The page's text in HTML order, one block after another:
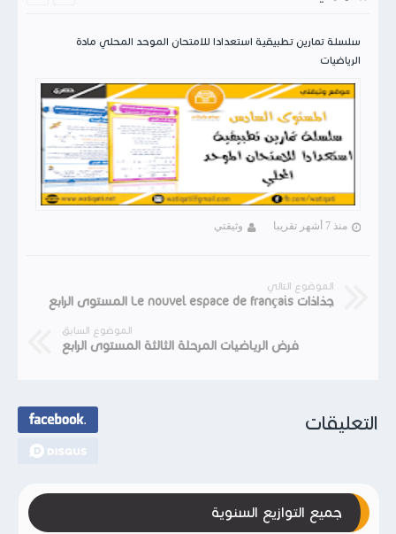
سلسلة تمارين تطبيقية استعدادا للامتحان الموحد المحلي مادة
الرياضيات
منذ 7 أشهر تقريبا وثيقتي
الموضوع التالي
جذاذات Le nouvel espace de français المستوى الرابع
الموضوع السابق
فرض الرياضيات المرحلة الثالثة المستوى الرابع
التعليقات
جميع التوازيع السنوية